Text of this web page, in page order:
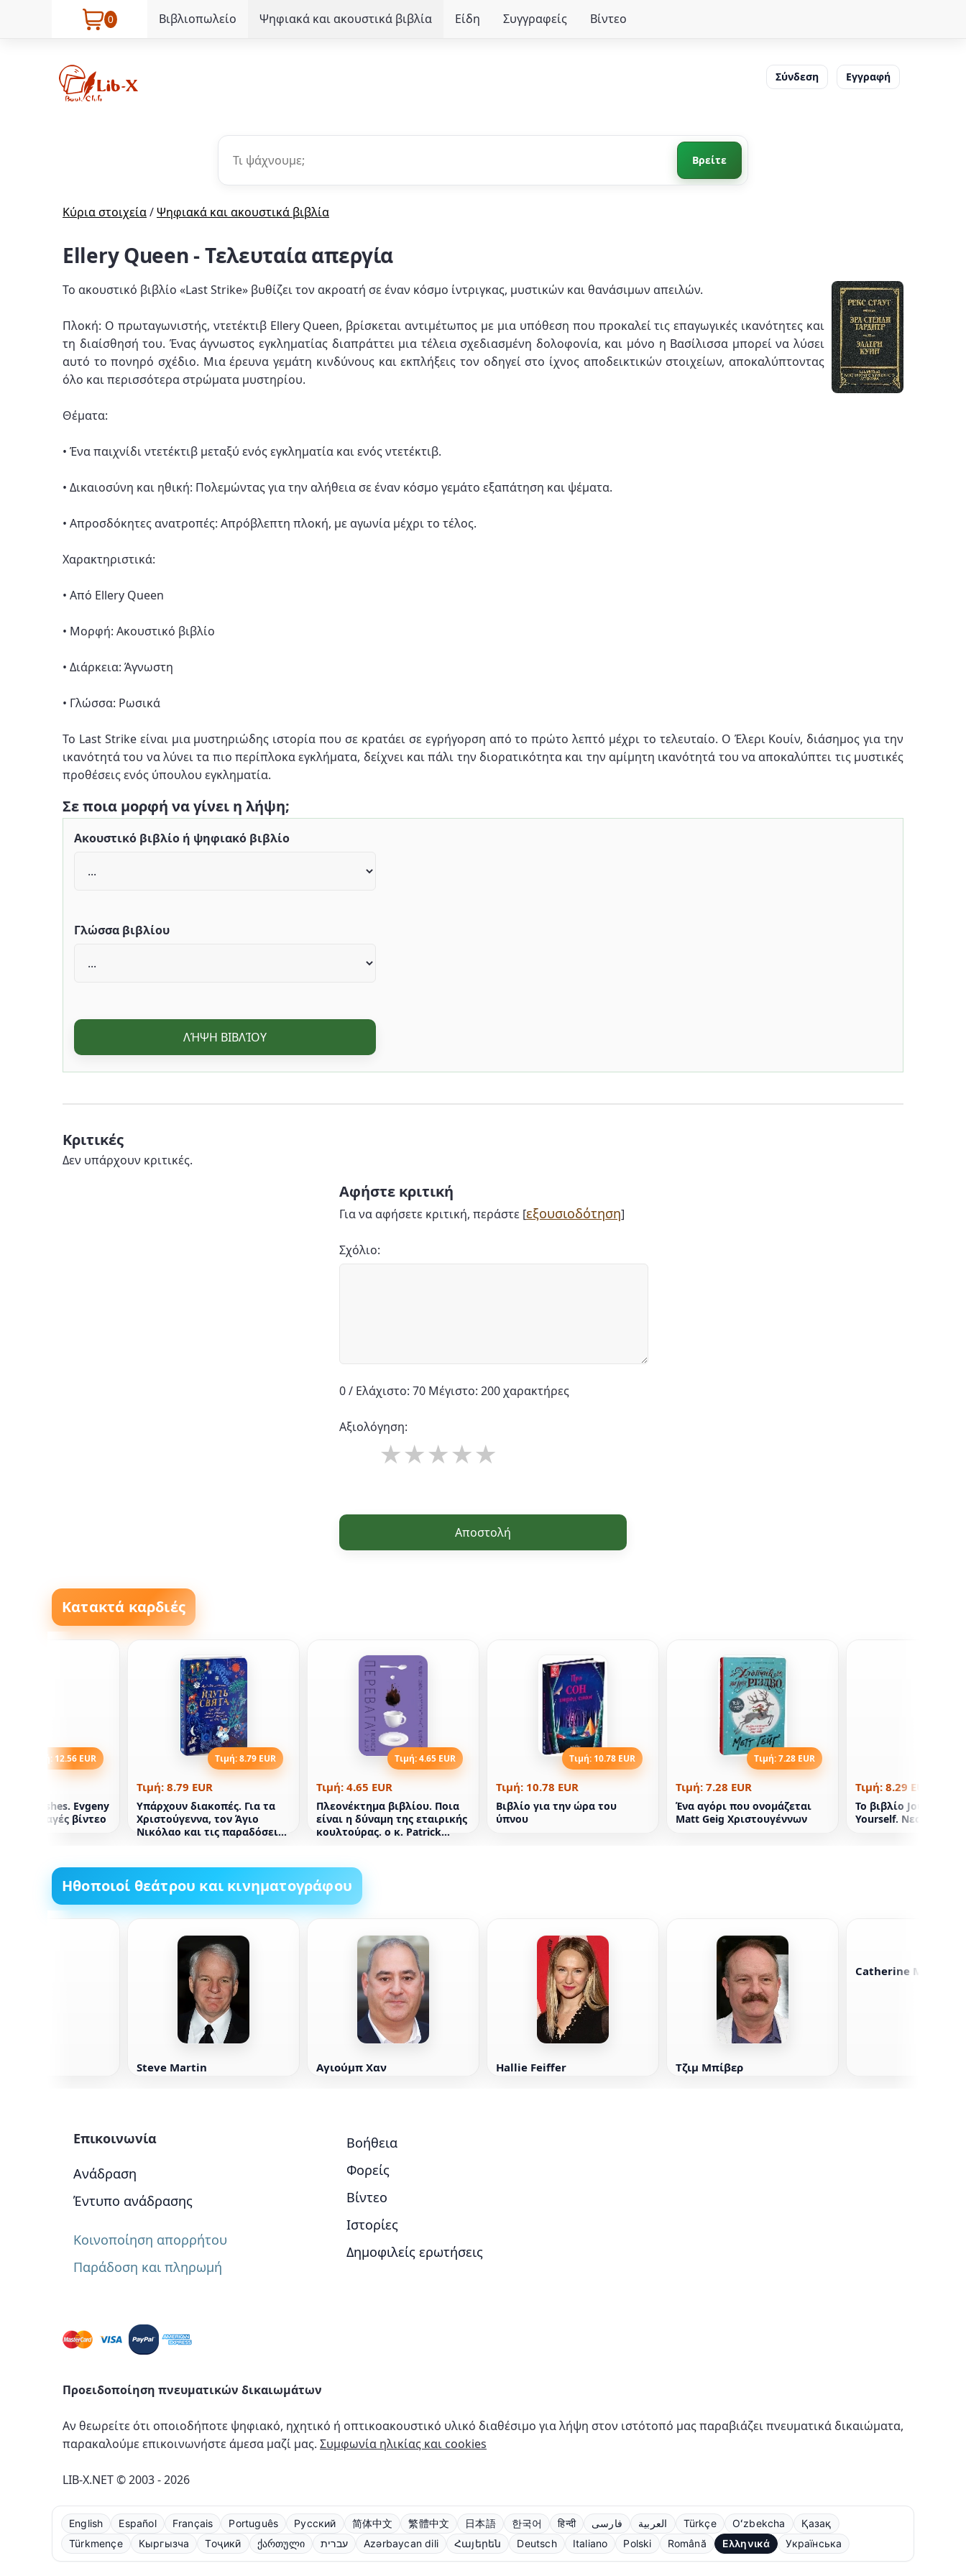
0 Βιβλιοπωλείο Ψηφιακά και ακουστικά βιβλία Είδη Συγγραφείς Βίντεο
Σύνδεση Εγγραφή
Βρείτε
Κύρια στοιχεία/Ψηφιακά και ακουστικά βιβλία
Ellery Queen - Τελευταία απεργία
Το ακουστικό βιβλίο «Last Strike» βυθίζει τον ακροατή σε έναν κόσμο ίντριγκας, μυστικών και θανάσιμων απειλών.
Πλοκή: Ο πρωταγωνιστής, ντετέκτιβ Ellery Queen, βρίσκεται αντιμέτωπος με μια υπόθεση που προκαλεί τις επαγωγικές ικανότητες και
τη διαίσθησή του. Ένας άγνωστος εγκληματίας διαπράττει μια τέλεια σχεδιασμένη δολοφονία, και μόνο η Βασίλισσα μπορεί να λύσει
αυτό το πονηρό σχέδιο. Μια έρευνα γεμάτη κινδύνους και εκπλήξεις τον οδηγεί στο ίχνος αποδεικτικών στοιχείων, αποκαλύπτοντας
όλο και περισσότερα στρώματα μυστηρίου.
Θέματα:
• Ένα παιχνίδι ντετέκτιβ μεταξύ ενός εγκληματία και ενός ντετέκτιβ.
• Δικαιοσύνη και ηθική: Πολεμώντας για την αλήθεια σε έναν κόσμο γεμάτο εξαπάτηση και ψέματα.
• Απροσδόκητες ανατροπές: Απρόβλεπτη πλοκή, με αγωνία μέχρι το τέλος.
Χαρακτηριστικά:
• Από Ellery Queen
• Μορφή: Ακουστικό βιβλίο
• Διάρκεια: Άγνωστη
• Γλώσσα: Ρωσικά
Το Last Strike είναι μια μυστηριώδης ιστορία που σε κρατάει σε εγρήγορση από το πρώτο λεπτό μέχρι το τελευταίο. Ο Έλερι Κουίν, διάσημος για την
ικανότητά του να λύνει τα πιο περίπλοκα εγκλήματα, δείχνει και πάλι την διορατικότητα και την αμίμητη ικανότητά του να αποκαλύπτει τις μυστικές
προθέσεις ενός ύπουλου εγκληματία.
Σε ποια μορφή να γίνει η λήψη;
Ακουστικό βιβλίο ή ψηφιακό βιβλίο
Γλώσσα βιβλίου
ΛΉΨΗ ΒΙΒΛΊΟΥ
Κριτικές
Δεν υπάρχουν κριτικές.
Αφήστε κριτική
Για να αφήσετε κριτική, περάστε [εξουσιοδότηση]
Σχόλιο:
0 / Ελάχιστο: 70 Μέγιστο: 200 χαρακτήρες
Αξιολόγηση:
Αποστολή
Κατακτά καρδιές
Τιμή: 12.56 EUR
Dishes. Evgeny
(συνταγές βίντεο
Τιμή: 8.79 EUR
Τιμή: 8.79 EUR
Υπάρχουν διακοπές. Για τα
Χριστούγεννα, τον Άγιο
Νικόλαο και τις παραδόσεις
Τιμή: 4.65 EUR
Τιμή: 4.65 EUR
Πλεονέκτημα βιβλίου. Ποια
είναι η δύναμη της εταιρικής
κουλτούρας. ο κ. Patrick
Τιμή: 10.78 EUR
Τιμή: 10.78 EUR
Βιβλίο για την ώρα του
ύπνου
Τιμή: 7.28 EUR
Τιμή: 7.28 EUR
Ένα αγόρι που ονομάζεται
Matt Geig Χριστουγέννων
Τιμή: 8.29 EUR
Το βιβλίο Journey
Yourself. Νεαροί
Ηθοποιοί θεάτρου και κινηματογράφου
Steve Martin Αγιούμπ Χαν Hallie Feiffer Τζιμ Μπίβερ
Catherine
Επικοινωνία
Ανάδραση
Έντυπο ανάδρασης
Κοινοποίηση απορρήτου
Παράδοση και πληρωμή
Βοήθεια
Φορείς
Βίντεο
Ιστορίες
Δημοφιλείς ερωτήσεις
Προειδοποίηση πνευματικών δικαιωμάτων
Αν θεωρείτε ότι οποιοδήποτε ψηφιακό, ηχητικό ή οπτικοακουστικό υλικό διαθέσιμο για λήψη στον ιστότοπό μας παραβιάζει πνευματικά δικαιώματα,
παρακαλούμε επικοινωνήστε άμεσα μαζί μας. Συμφωνία ηλικίας και cookies
LIB-X.NET © 2003 - 2026
English Español Français Português Русский 简体中文 繁體中文 日本語 한국어 हिन्दी فارسی العربية Türkçe Oʻzbekcha
Қазақ
Türkmençe
Кыргызча Тоҷикӣ ქართული עברית Azərbaycan dili Հայերեն Deutsch Italiano Polski Română Ελληνικά Українська